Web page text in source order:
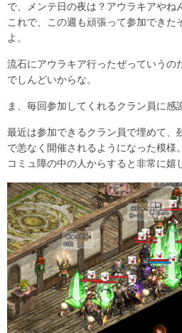
で、メンテ日の夜は？アウラキアやね
これで、この週も頑張って参加できた
よ。
流石にアウラキア行ったぜっていうの
でしんどいからな。
ま、毎回参加してくれるクラン員に感
最近は参加できるクラン員で埋めて、
で恙なく開催されるようになった模様。
コミュ障の中の人からすると非常に嬉